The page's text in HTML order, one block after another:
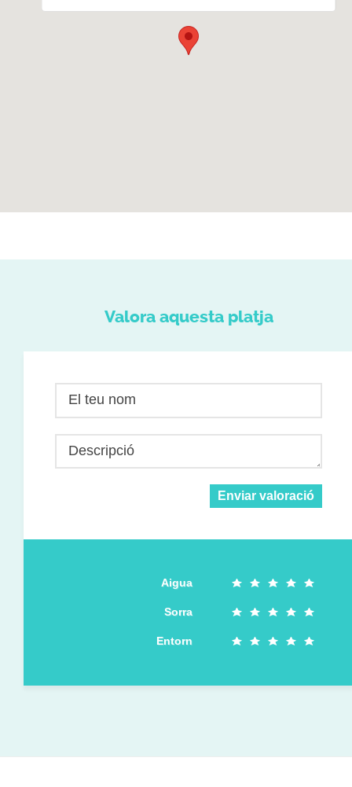
Valora aquesta platja
El teu nom
Descripció
Enviar valoració
Aigua
Sorra
Entorn